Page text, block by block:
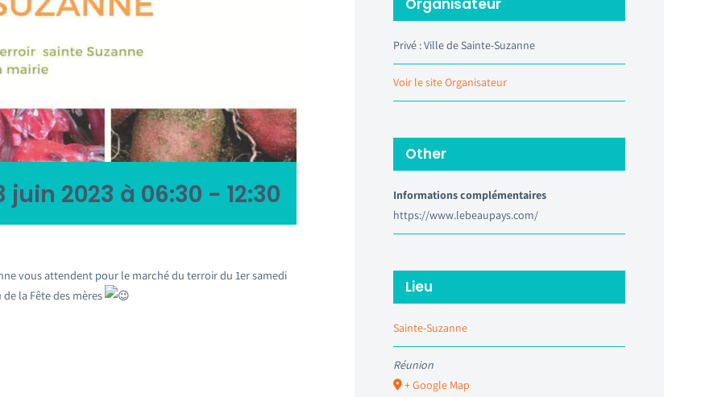
juin 2023 à 06:30 - 12:30
vous attendent pour le marché du terroir du 1er samedi
la Fête des mères
Privé : Ville de Sainte-Suzanne
Voir le site Organisateur
Other
Informations complémentaires
https://www.lebeaupays.com/
Lieu
Sainte-Suzanne
Réunion
+ Google Map